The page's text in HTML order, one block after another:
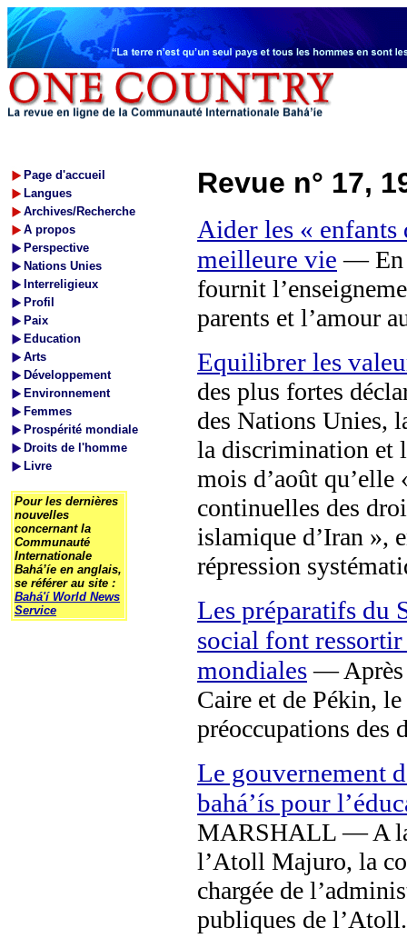
Page d'accueil
Langues
Archives/Recherche
A propos
Perspective
Nations Unies
Interreligieux
Profil
Paix
Education
Arts
Développement
Environnement
Femmes
Prospérité mondiale
Droits de l'homme
Livre
Pour les dernières
nouvelles
concernant la
Communauté
Internationale
Bahá’íe en anglais,
se référer au site :
Bahá'í World News
Service
Revue n° 17,
Aider les «
meilleure vie — En
fournit
parents et l’amour
Equilibrer les
des plus fortes
des Nations Unies,
la discrimination et
mois d’août
continuelles des
islamique d’Iran »,
répression
Les préparatifs du
social font
mondiales— Après
Caire et de Pékin,
préoccupations des
Le gouvernement
bahá’ís pour
MARSHALL — A la
l’Atoll Majuro, la
chargée de
publiques de l’Atoll.